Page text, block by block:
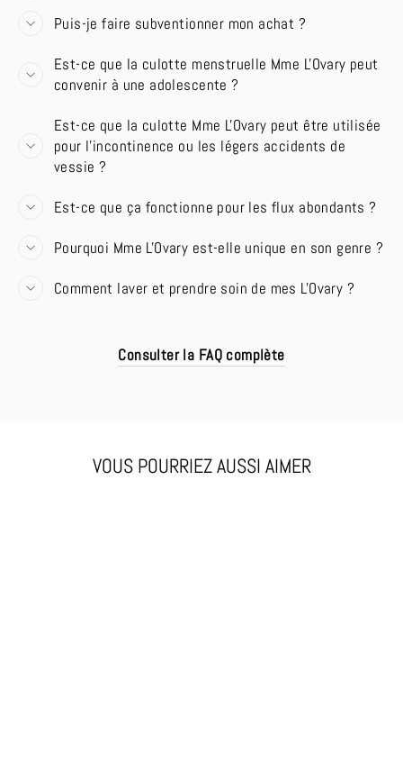
Puis-je faire subventionner mon achat ?
Est-ce que la culotte menstruelle Mme L'Ovary peut
convenir à une adolescente ?
Est-ce que la culotte Mme L'Ovary peut être utilisée
pour l'incontinence ou les légers accidents de
vessie ?
Est-ce que ça fonctionne pour les flux abondants ?
Pourquoi Mme L'Ovary est-elle unique en son genre ?
Comment laver et prendre soin de mes L'Ovary ?
Consulter la FAQ complète
VOUS POURRIEZ AUSSI AIMER